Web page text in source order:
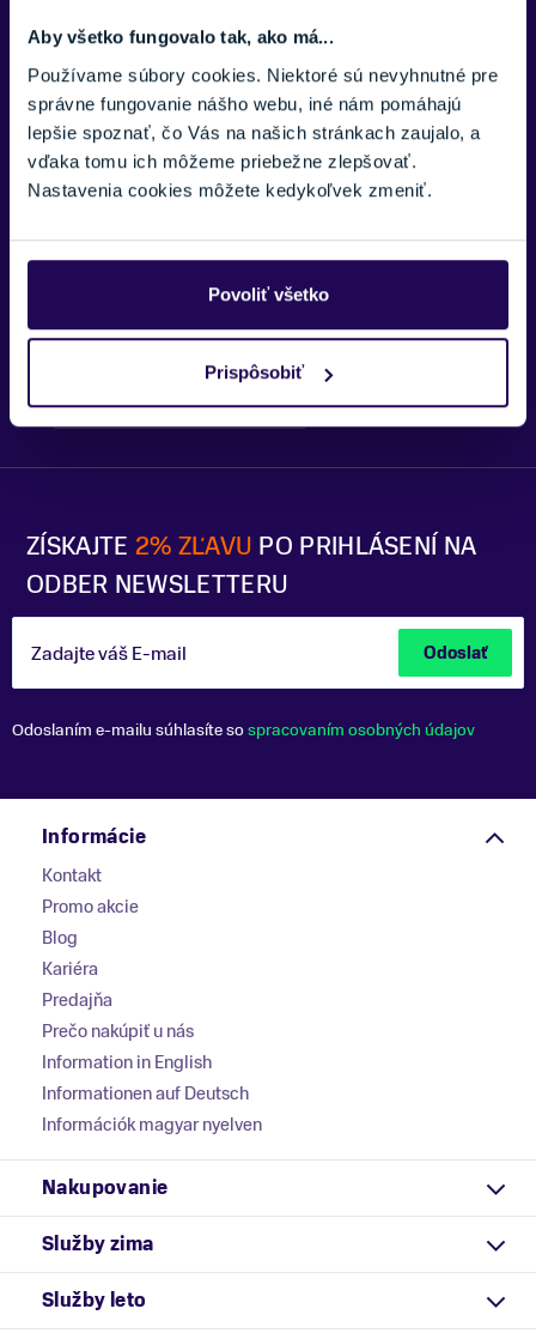
Aby všetko fungovalo tak, ako má...
Používame súbory cookies. Niektoré sú nevyhnutné pre
správne fungovanie nášho webu, iné nám pomáhajú
lepšie spoznať, čo Vás na našich stránkach zaujalo, a
vďaka tomu ich môžeme priebežne zlepšovať.
Nastavenia cookies môžete kedykoľvek zmeniť.
Povoliť všetko
Prispôsobiť
ZÍSKAJTE 2% ZĽAVU PO PRIHLÁSENÍ NA
ODBER NEWSLETTERU
Zadajte váš E-mail Odoslať
Odoslaním e-mailu súhlasíte sospracovaním osobných údajov
Bratislava - OC Tehelko
Trek Flagship Store Bratislava
Kubínska hoľa
Informácie
Kontakt
Promo akcie
Blog
Kariéra
Predajňa
Prečo nakúpiť u nás
Information in English
Informationen auf Deutsch
Információk magyar nyelven
Nakupovanie
Služby zima
Služby leto